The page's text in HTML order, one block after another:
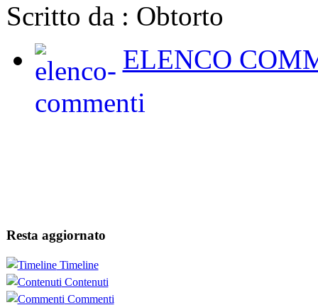
Scritto da : Obtorto
ELENCO
Resta aggiornato
Timeline
Contenuti
Commenti